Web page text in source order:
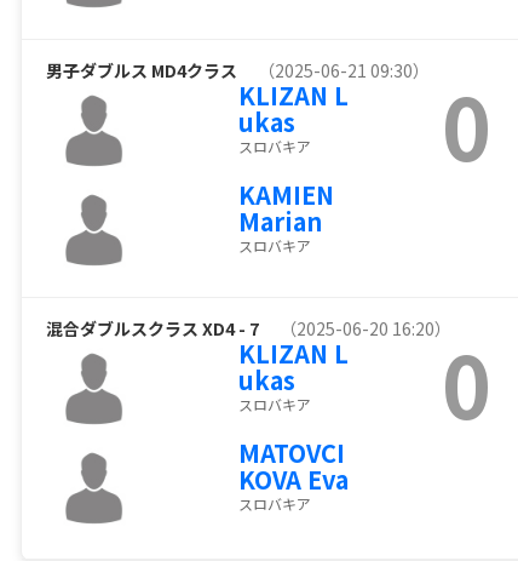
男子ダブルス MD4クラス （2025-06-21 09:30）
KLIZAN L
ukas
スロバキア
KAMIEN
Marian
スロバキア
0
混合ダブルスクラス XD4 - 7 （2025-06-20 16:20）
KLIZAN L
ukas
スロバキア
MATOVCI
KOVA Eva
スロバキア
0